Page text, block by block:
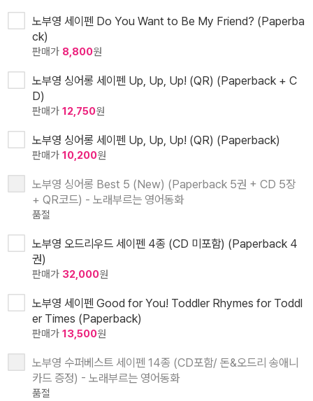
노부영 세이펜 Do You Want to Be My Friend? (Paperba
ck)
판매가 8,800원
노부영 싱어롱 세이펜 Up, Up, Up! (QR) (Paperback + C
D)
판매가 12,750원
노부영 싱어롱 세이펜 Up, Up, Up! (QR) (Paperback)
판매가 10,200원
노부영 싱어롱 Best 5 (New) (Paperback 5권 + CD 5장
+ QR코드) - 노래부르는 영어동화
품절
노부영 오드리우드 세이펜 4종 (CD 미포함) (Paperback 4
권)
판매가 32,000원
노부영 세이펜 Good for You! Toddler Rhymes for Toddl
er Times (Paperback)
판매가 13,500원
노부영 수퍼베스트 세이펜 14종 (CD포함/ 돈&오드리 송애니
카드 증정) - 노래부르는 영어동화
품절